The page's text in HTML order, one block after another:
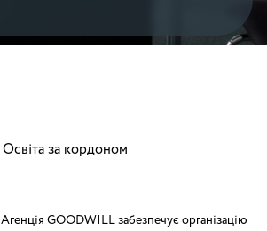
Освіта за кордоном
Агенція GOODWILL забезпечує організацію